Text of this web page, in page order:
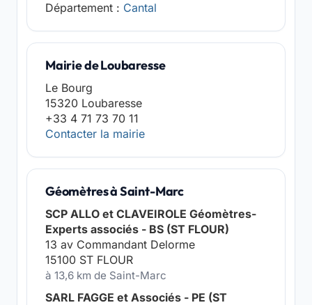
Département : Cantal
Mairie de Loubaresse
Le Bourg
15320 Loubaresse
+33 4 71 73 70 11
Contacter la mairie
Géomètres à Saint-Marc
SCP ALLO et CLAVEIROLE Géomètres-
Experts associés - BS (ST FLOUR)
13 av Commandant Delorme
15100 ST FLOUR
à 13,6 km de Saint-Marc
SARL FAGGE et Associés - PE (ST